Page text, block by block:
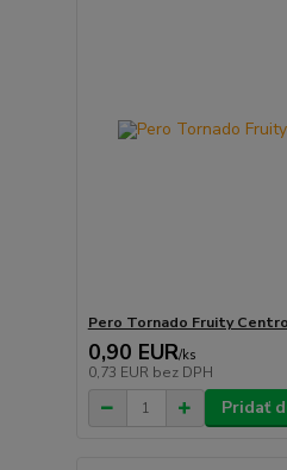
Pero Tornado Fruity
0,90 EUR/ks
0,73 EUR bez DPH
Pridať